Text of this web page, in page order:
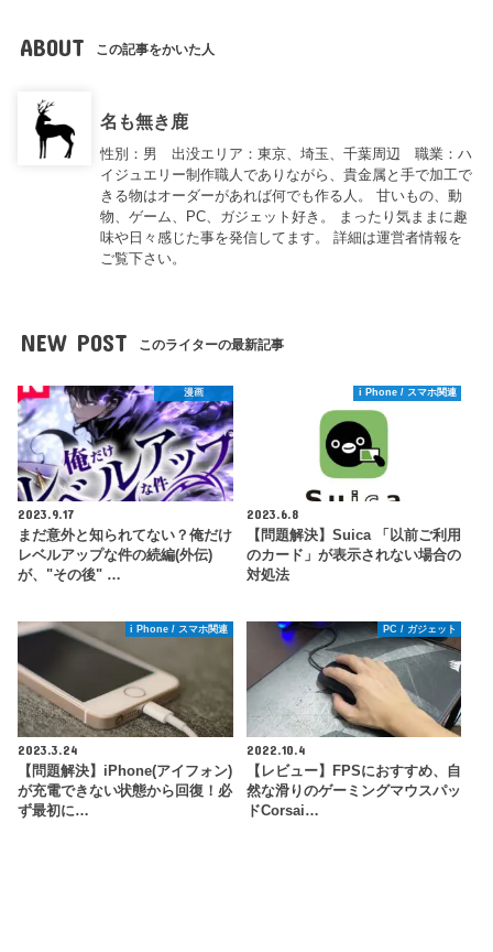
ABOUT この記事をかいた人
名も無き鹿
性別：男 出没エリア：東京、埼玉、千葉周辺 職業：ハ
イジュエリー制作職人でありながら、貴金属と手で加工で
きる物はオーダーがあれば何でも作る人。 甘いもの、動
物、ゲーム、PC、ガジェット好き。 まったり気ままに趣
味や日々感じた事を発信してます。 詳細は運営者情報を
ご覧下さい。
NEW POST このライターの最新記事
漫画
2023.9.17
まだ意外と知られてない？俺だけ
レベルアップな件の続編(外伝)
が、"その後" …
i Phone / スマホ関連
2023.6.8
【問題解決】Suica 「以前ご利用
のカード」が表示されない場合の
対処法
i Phone / スマホ関連
2023.3.24
【問題解決】iPhone(アイフォン)
が充電できない状態から回復！必
ず最初に…
PC / ガジェット
2022.10.4
【レビュー】FPSにおすすめ、自
然な滑りのゲーミングマウスパッ
ドCorsai…